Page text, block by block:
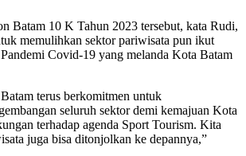
Batam 10 K Tahun 2023 tersebut, kata Rudi,
memulihkan sektor pariwisata pun ikut
Covid-19 yang melanda Kota Batam
terus berkomitmen untuk
seluruh sektor demi kemajuan Kota
terhadap agenda Sport Tourism. Kita
juga bisa ditonjolkan ke depannya,”